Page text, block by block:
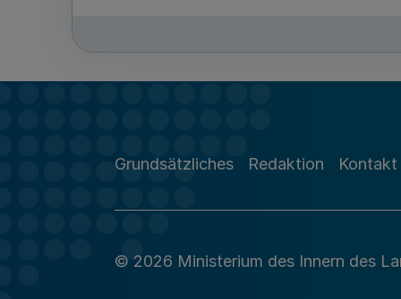
Grundsätzliches Redaktion Kontakt
© 2026 Ministerium des Innern des